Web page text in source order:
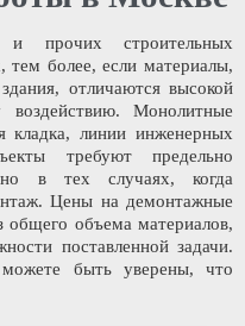
прочих строительных
тем более, если материалы,
отличаются высокой
воздействию. Монолитные
кладка, линии инженерных
требуют предельно
в тех случаях, когда
Цены на демонтажные
общего объема материалов,
поставленной задачи.
быть уверены, что